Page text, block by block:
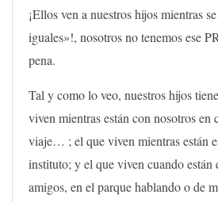
¡Ellos ven a nuestros hijos mientras
iguales»!, nosotros no tenemos ese
pena.
Tal y como lo veo, nuestros hijos
viven mientras están con nosotros en
viaje… ; el que viven mientras están
instituto; y el que viven cuando están
amigos, en el parque hablando o de